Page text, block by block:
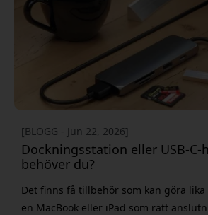
[BLOGG - Jun 22, 2026]
Dockningsstation eller USB-C-
behöver du?
Det finns få tillbehör som kan göra
en MacBook eller iPad som rätt